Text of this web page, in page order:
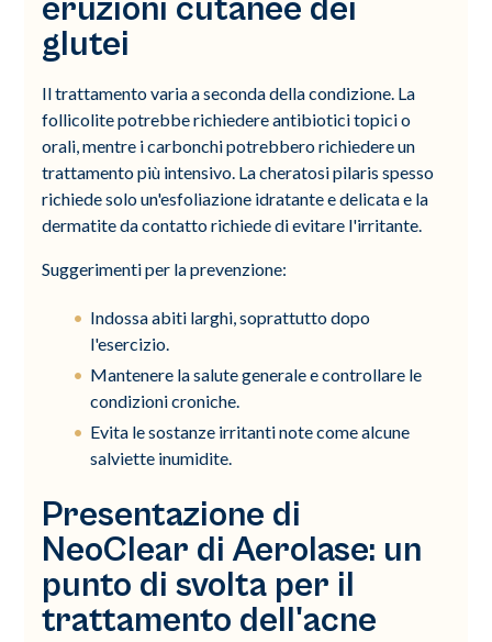
eruzioni cutanee dei
glutei
Il trattamento varia a seconda della condizione. La
follicolite potrebbe richiedere antibiotici topici o
orali, mentre i carbonchi potrebbero richiedere un
trattamento più intensivo. La cheratosi pilaris spesso
richiede solo un'esfoliazione idratante e delicata e la
dermatite da contatto richiede di evitare l'irritante.
Suggerimenti per la prevenzione:
Indossa abiti larghi, soprattutto dopo
l'esercizio.
Mantenere la salute generale e controllare le
condizioni croniche.
Evita le sostanze irritanti note come alcune
salviette inumidite.
Presentazione di
NeoClear di Aerolase: un
punto di svolta per il
trattamento dell'acne